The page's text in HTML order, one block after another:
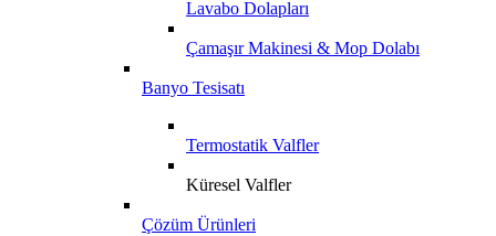
Lavabo Dolapları
Çamaşır Makinesi & Mop Dolabı
Banyo Tesisatı
Termostatik Valfler
Küresel Valfler
Çözüm Ürünleri